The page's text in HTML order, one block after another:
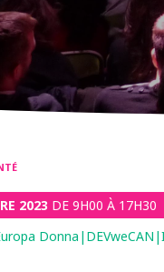
2023 DE 9H00 À 17H30